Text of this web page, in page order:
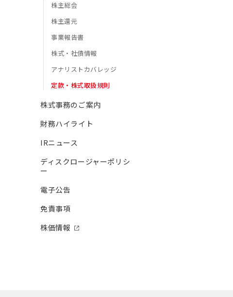
株主総会
株主還元
事業報告書
株式・社債情報
アナリストカバレッジ
定款・株式取扱規則
株式事務のご案内
財務ハイライト
IRニュース
ディスクロージャーポリシ
ー
電子公告
免責事項
株価情報